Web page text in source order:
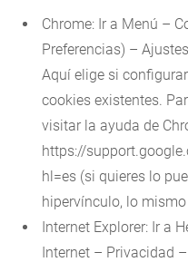
Chrome: Ir a Menú –
Preferencias) –
Aquí elige si
cookies existentes.
visitar la ayuda de
https://
hl=es (si quieres lo
hipervínculo, lo
Internet Explorer: Ir a
Internet – Privacidad